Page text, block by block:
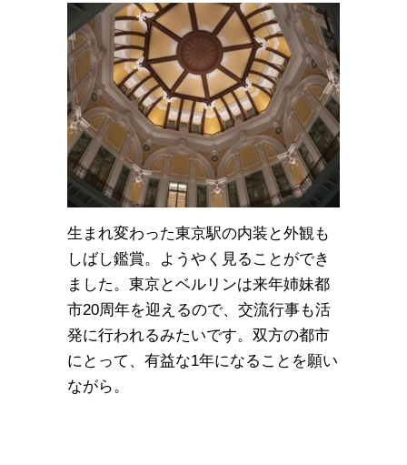
生まれ変わった東京駅の内装と外観も
しばし鑑賞。ようやく見ることができ
ました。東京とベルリンは来年姉妹都
市20周年を迎えるので、交流行事も活
発に行われるみたいです。双方の都市
にとって、有益な1年になることを願い
ながら。